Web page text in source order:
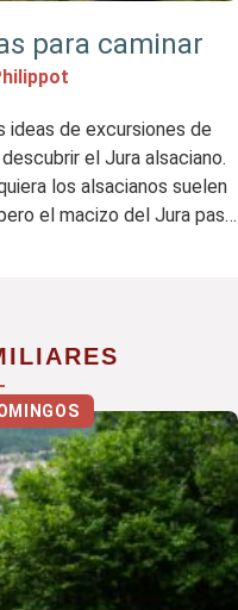
para caminar
ideas de excursiones de
el Jura alsaciano.
los alsacianos suelen
el macizo del Jura pasa